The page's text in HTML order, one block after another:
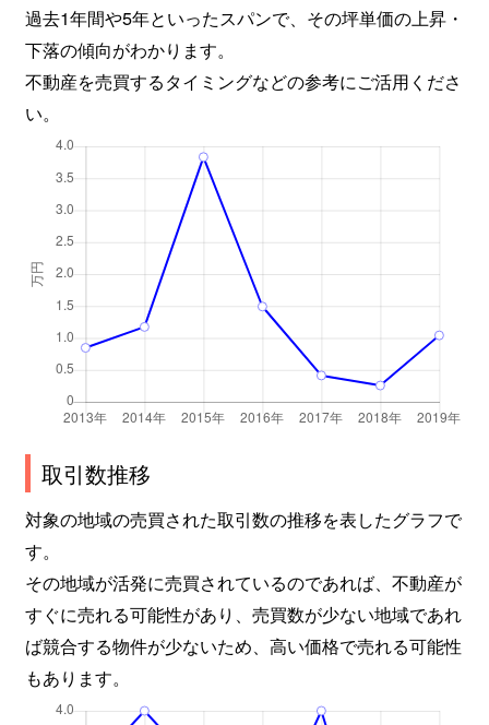
過去1年間や5年といったスパンで、その坪単価の上昇・
下落の傾向がわかります。
不動産を売買するタイミングなどの参考にご活用くださ
い。
取引数推移
対象の地域の売買された取引数の推移を表したグラフで
す。
その地域が活発に売買されているのであれば、不動産が
すぐに売れる可能性があり、売買数が少ない地域であれ
ば競合する物件が少ないため、高い価格で売れる可能性
もあります。